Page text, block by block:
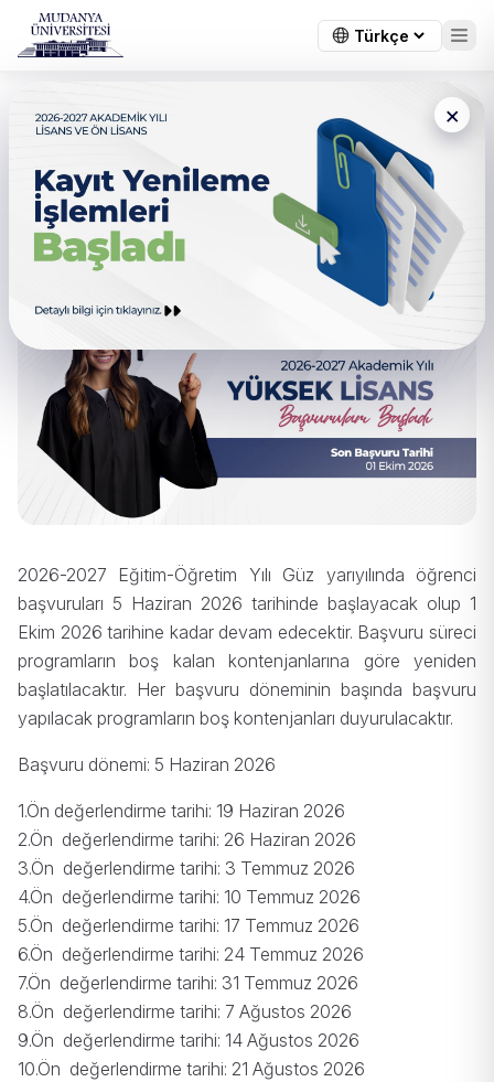
×
← Tüm duyurular
Fizyoterapi ve Rehabilitasyon
Tezli
2026-2027 Eğitim-Öğretim Yılı Güz yarıyılında öğrenci
başvuruları 5 Haziran 2026 tarihinde başlayacak olup 1
Ekim 2026 tarihine kadar devam edecektir. Başvuru süreci
programların boş kalan kontenjanlarına göre yeniden
başlatılacaktır. Her başvuru döneminin başında başvuru
yapılacak programların boş kontenjanları duyurulacaktır.
Başvuru dönemi: 5 Haziran 2026
1.Ön değerlendirme tarihi: 19 Haziran 2026
2.Ön değerlendirme tarihi: 26 Haziran 2026
3.Ön değerlendirme tarihi: 3 Temmuz 2026
4.Ön değerlendirme tarihi: 10 Temmuz 2026
5.Ön değerlendirme tarihi: 17 Temmuz 2026
6.Ön değerlendirme tarihi: 24 Temmuz 2026
7.Ön değerlendirme tarihi: 31 Temmuz 2026
8.Ön değerlendirme tarihi: 7 Ağustos 2026
9.Ön değerlendirme tarihi: 14 Ağustos 2026
10.Ön değerlendirme tarihi: 21 Ağustos 2026